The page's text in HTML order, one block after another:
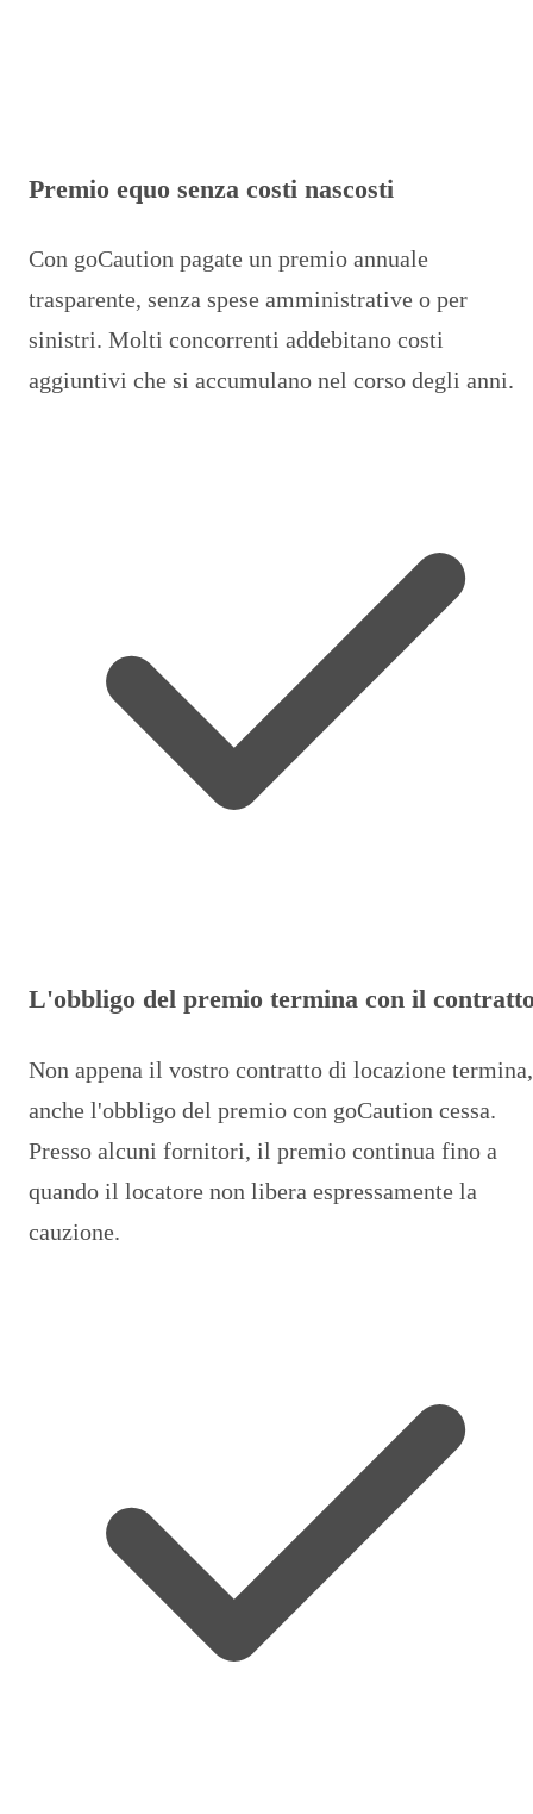
Premio equo senza costi nascosti
Con goCaution pagate un premio annuale
trasparente, senza spese amministrative o per
sinistri. Molti concorrenti addebitano costi
aggiuntivi che si accumulano nel corso degli anni.
L'obbligo del premio termina con il
Non appena il vostro contratto di locazione termina,
anche l'obbligo del premio con goCaution cessa.
Presso alcuni fornitori, il premio continua fino a
quando il locatore non libera espressamente la
cauzione.